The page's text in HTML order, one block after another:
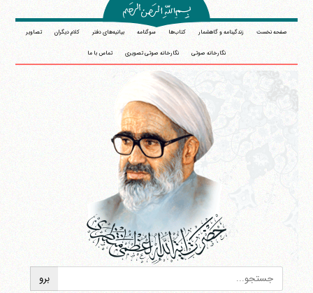
صفحه نخست زندگینامه و گاهشمار کتاب‌ها سوگنامه بیانیه‌های دفتر کلام دیگران تصاویر
نگارخانه صوتی نگارخانه صوتی تصویری تماس با ما